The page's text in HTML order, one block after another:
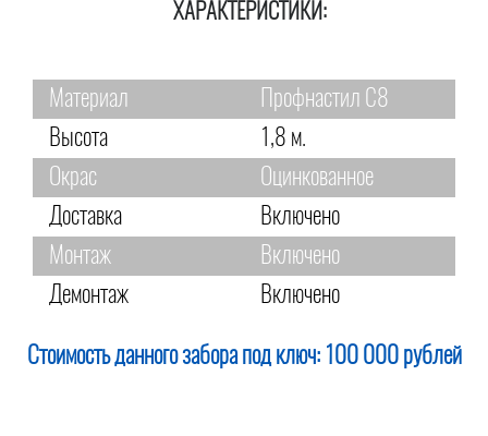
ХАРАКТЕРИСТИКИ:
Материал
Профнастил С8
Высота
1,8 м.
Окрас
Оцинкованное
Доставка
Включено
Монтаж
Включено
Демонтаж
Включено
Стоимость данного забора под ключ: 100 000 рублей